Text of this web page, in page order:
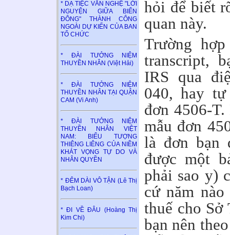
* DẠ TIỆC VĂN NGHỆ "LỜI
NGUYỆN GIỮA BIỂN
ĐÔNG" THÀNH CÔNG
NGOÀI DỰ KIẾN CỦA BAN
TỔ CHỨC
* ĐÀI TƯỞNG NIỆM
THUYỀN NHÂN (Việt Hải)
* ĐÀI TƯỞNG NIỆM
THUYỀN NHÂN TẠI QUẬN
CAM (Vi Anh)
* ĐÀI TƯỞNG NIỆM
THUYỀN NHÂN VIỆT
NAM: BIỂU TƯỢNG
THIÊNG LIÊNG CỦA NIỀM
KHÁT VỌNG TỰ DO VÀ
NHÂN QUYỀN
* ĐÊM DÀI VÔ TẬN (Lê Thị
Bạch Loan)
* ĐI VỀ ĐÂU (Hoàng Thị
Kim Chi)
hỏi để biết
quan này.
Trường
transcript,
IRS qua
040, hay
đơn 4506-
mẫu đơn
là đơn bạn
được một
phải sao y)
cứ năm
thuế cho
bạn nên